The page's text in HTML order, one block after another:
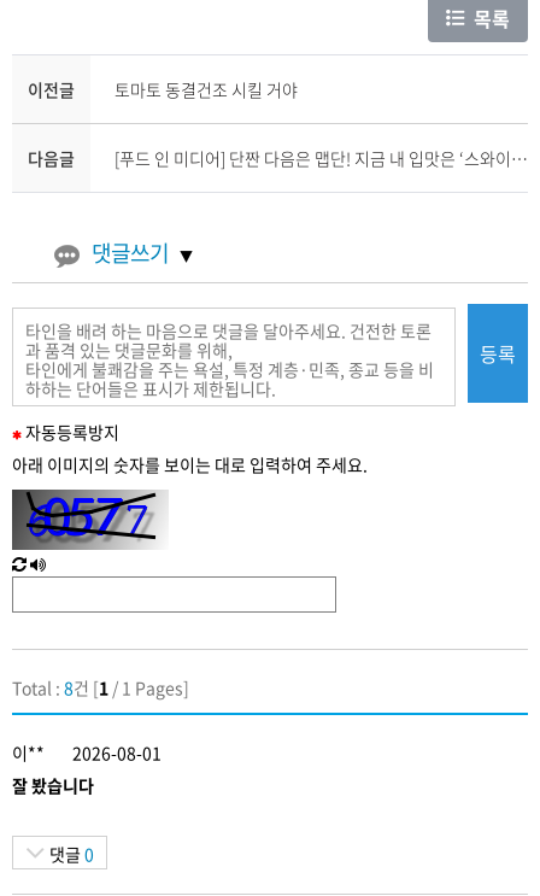
목록
이전글 토마토 동결건조 시킬 거야
다음글 [푸드 인 미디어] 단짠 다음은 맵단! 지금 내 입맛은 ‘스와이시’
댓글쓰기
필
수
력
자동등록방지
아래 이미지의 숫자를 보이는 대로 입력하여 주세요.
새
로
침
한
글
성
등록
Total : 8건 [1 / 1 Pages]
이**
2026-08-01
잘 봤습니다
댓글 0